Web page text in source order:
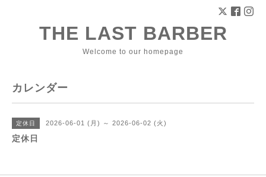
THE LAST BARBER
Welcome to our homepage
カレンダー
定休日 2026-06-01 (月) ～ 2026-06-02 (火)
定休日